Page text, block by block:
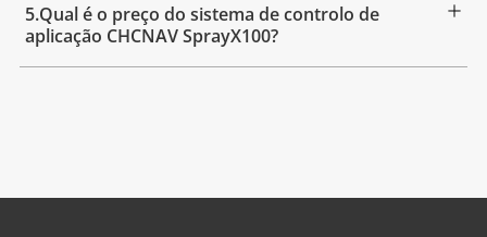
5.Qual é o preço do sistema de controlo de
aplicação CHCNAV SprayX100?